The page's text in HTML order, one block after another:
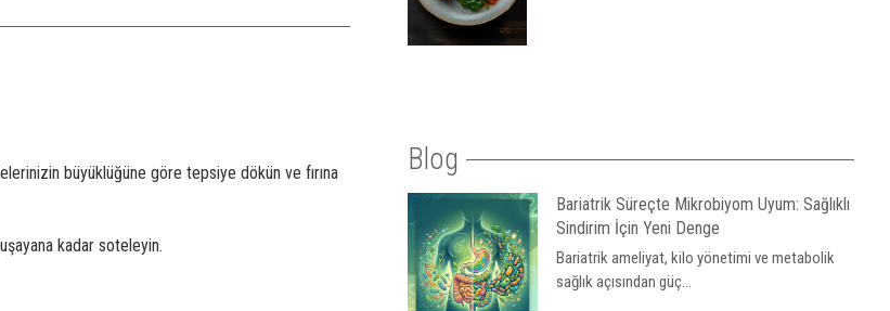
büyüklüğüne göre tepsiye dökün ve fırına
kadar soteleyin.
Blog
Bariatrik Süreçte Mikrobiyom Uyum: Sağlıklı
Sindirim İçin Yeni Denge
Bariatrik ameliyat, kilo yönetimi ve metabolik
sağlık açısından güç...